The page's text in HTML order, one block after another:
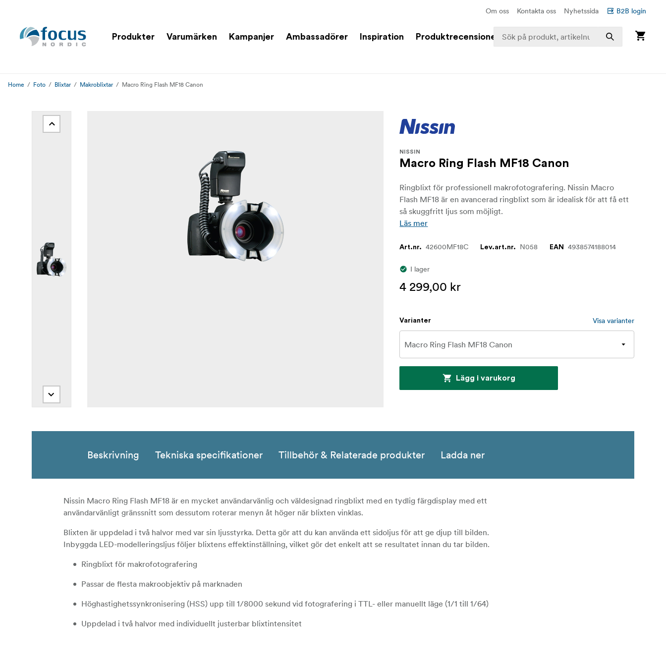
Om oss Kontakta oss Nyhetssida B2B login
Produkter Varumärken Kampanjer Ambassadörer Inspiration Produktrecensioner
Home Foto Blixtar Makroblixtar Macro Ring Flash MF18 Canon
NISSIN
Macro Ring Flash MF18 Canon
Ringblixt för professionell makrofotografering. Nissin Macro
Flash MF18 är en avancerad ringblixt som är idealisk för att få ett
så skuggfritt ljus som möjligt.
Läs mer
Art.nr. 42600MF18C Lev.art.nr. N058 EAN 4938574188014
I lager
4 299,00 kr
Varianter Visa varianter
Lägg i varukorg
Beskrivning Tekniska specifikationer Tillbehör & Relaterade produkter Ladda ner
Nissin Macro Ring Flash MF18 är en mycket användarvänlig och väldesignad ringblixt med en tydlig färgdisplay med ett
användarvänligt gränssnitt som dessutom roterar menyn åt höger när blixten vinklas.
Blixten är uppdelad i två halvor med var sin ljusstyrka. Detta gör att du kan använda ett sidoljus för att ge djup till bilden.
Inbyggda LED-modelleringsljus följer blixtens effektinställning, vilket gör det enkelt att se resultatet innan du tar bilden.
Ringblixt för makrofotografering
Passar de flesta makroobjektiv på marknaden
Höghastighetssynkronisering (HSS) upp till 1/8000 sekund vid fotografering i TTL- eller manuellt läge (1/1 till 1/64)
Uppdelad i två halvor med individuellt justerbar blixtintensitet